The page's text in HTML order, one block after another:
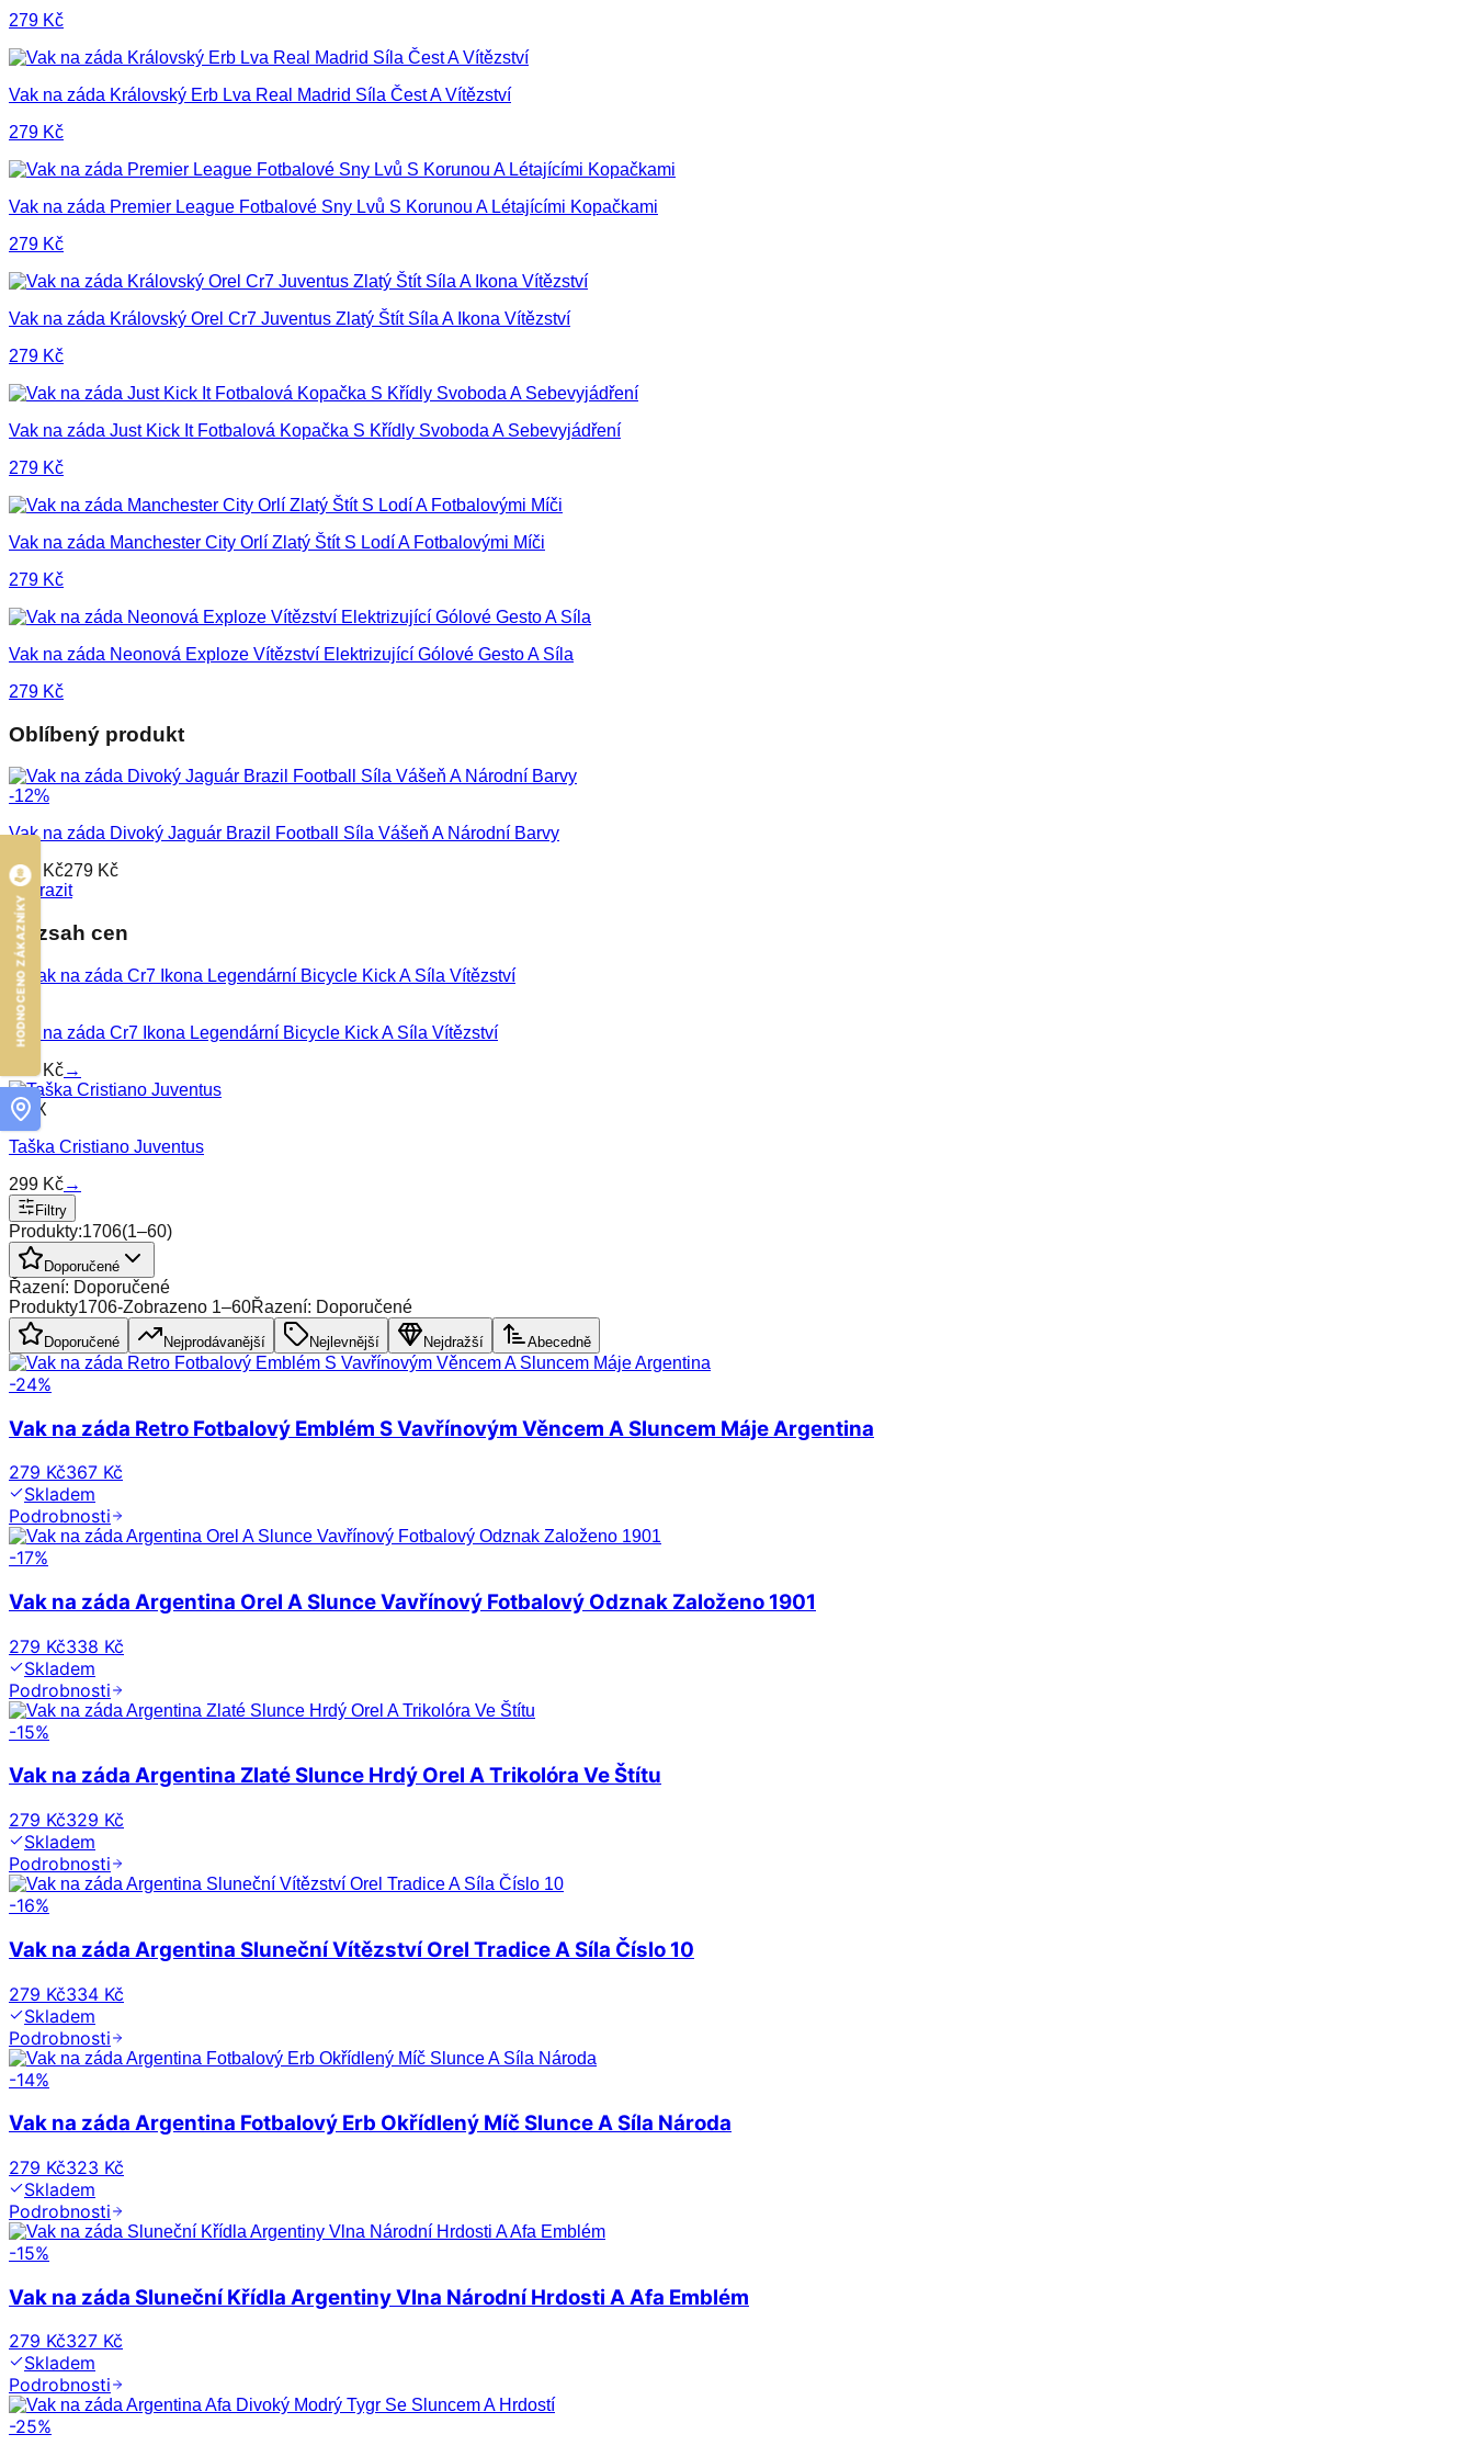
279 Kč
Vak na záda Královský Erb Lva Real Madrid Síla Čest A Vítězství
279 Kč
Vak na záda Premier League Fotbalové Sny Lvů S Korunou A Létajícími Kopačkami
279 Kč
Vak na záda Královský Orel Cr7 Juventus Zlatý Štít Síla A Ikona Vítězství
279 Kč
Vak na záda Just Kick It Fotbalová Kopačka S Křídly Svoboda A Sebevyjádření
279 Kč
Vak na záda Manchester City Orlí Zlatý Štít S Lodí A Fotbalovými Míči
279 Kč
Vak na záda Neonová Exploze Vítězství Elektrizující Gólové Gesto A Síla
279 Kč
Oblíbený produkt
-12%
Vak na záda Divoký Jaguár Brazil Football Síla Vášeň A Národní Barvy
317
Kč279 Kč
Zobrazit
Rozsah cen
MIN
Vak na záda Cr7 Ikona Legendární Bicycle Kick A Síla Vítězství
Kč→
MAX
Taška Cristiano Juventus
299 Kč→
Filtry
Produkty:1706(1–60)
Doporučené
Řazení: Doporučené
Produkty1706-Zobrazeno 1–60Řazení: Doporučené
Doporučené Nejprodávanější Nejlevnější Nejdražší Abecedně
-24%
Vak na záda Retro Fotbalový Emblém S Vavřínovým Věncem A Sluncem Máje Argentina
279 Kč367 Kč
Skladem
Podrobnosti
-17%
Vak na záda Argentina Orel A Slunce Vavřínový Fotbalový Odznak Založeno 1901
279 Kč338 Kč
Skladem
Podrobnosti
-15%
Vak na záda Argentina Zlaté Slunce Hrdý Orel A Trikolóra Ve Štítu
279 Kč329 Kč
Skladem
Podrobnosti
-16%
Vak na záda Argentina Sluneční Vítězství Orel Tradice A Síla Číslo 10
279 Kč334 Kč
Skladem
Podrobnosti
-14%
Vak na záda Argentina Fotbalový Erb Okřídlený Míč Slunce A Síla Národa
279 Kč323 Kč
Skladem
Podrobnosti
-15%
Vak na záda Sluneční Křídla Argentiny Vlna Národní Hrdosti A Afa Emblém
279 Kč327 Kč
Skladem
Podrobnosti
-25%
HODNOCENO ZÁKAZNÍKY